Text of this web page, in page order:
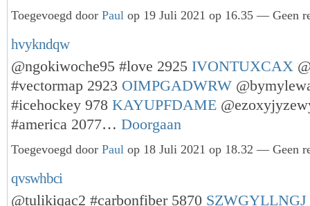
Toegevoegd door Paul op 19 Juli 2021 op 16.35 — Geen
hvykndqw
@ngokiwoche95 #love 2925 IVONTUXCAX
#vectormap 2923 OIMPGADWRW
#icehockey 978 KAYUPFDAME
#america 2077… Doorgaan
Toegevoegd door Paul op 18 Juli 2021 op 18.32 — Geen
qvswhbci
@tulikiqac2 #carbonfiber 5870 SZWGYLLNGJ